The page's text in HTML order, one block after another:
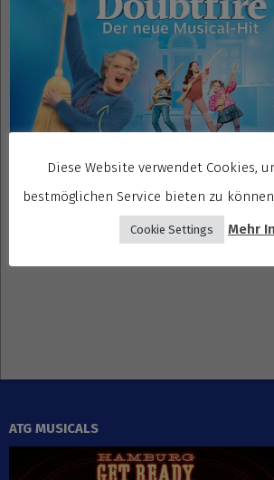
ATG MUSICALS
Diese Website verwendet Cookies,
bestmöglichen Service bieten zu können.
Cookie Settings Mehr